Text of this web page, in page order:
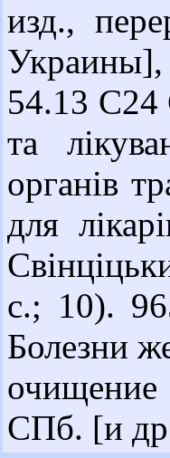
изд.,
54.13 С24
та
органів
для
с.; 10).
Болезни
СПб. [и